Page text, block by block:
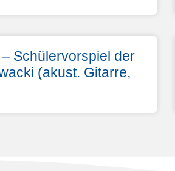
Schülervorspiel der
(akust. Gitarre,